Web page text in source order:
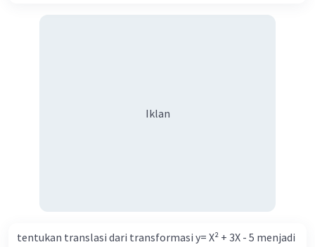
Iklan
tentukan translasi dari transformasi y= X² + 3X - 5 menjadi